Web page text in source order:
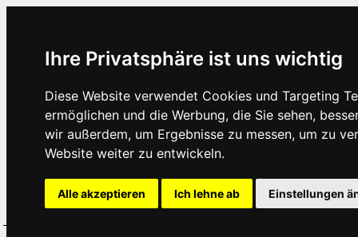
Ihre Privatsphäre ist uns wichtig
Diese Website verwendet Cookies und Targeting
ermöglichen und die Werbung, die Sie sehen,
wir außerdem, um Ergebnisse zu messen, um zu
Website weiter zu entwickeln.
Alle akzeptieren Ich lehne ab Einstellungen